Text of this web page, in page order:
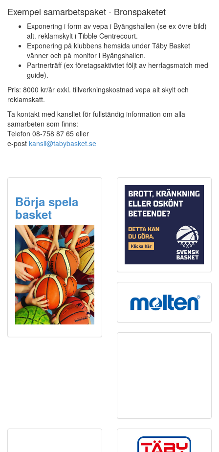
Exempel samarbetspaket - Bronspaketet
Exponering i form av vepa i Byängshallen (se ex övre bild)
alt. reklamskylt i Tibble Centrecourt.
Exponering på klubbens hemsida under Täby Basket
vänner och på monitor i Byängshallen.
Partnerträff (ex företagsaktivitet följt av herrlagsmatch med
guide).
Pris: 8000 kr/år exkl. tillverkningskostnad vepa alt skylt och
reklamskatt.
Ta kontakt med kansliet för fullständig information om alla
samarbeten som finns:
Telefon 08-758 87 65 eller
e-post kansli@tabybasket.se
Börja spela
basket